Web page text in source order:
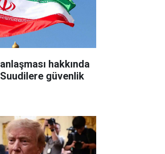
hakkında
güvenlik